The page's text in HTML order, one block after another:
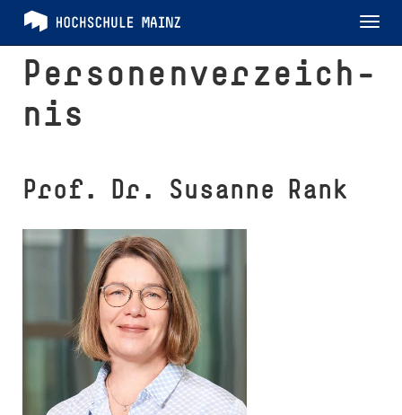
Per­so­nen­ver­zeich­
nis
Prof. Dr. Susanne Rank